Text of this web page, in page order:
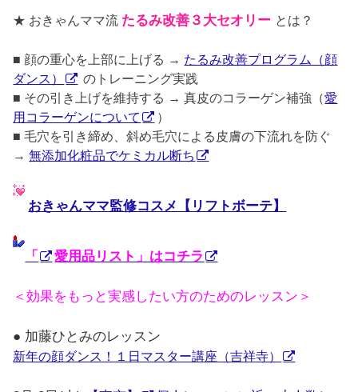
★ おきゃんママ流 たるみ改善３大セオリー とは？
■ 顔の重心を上部に上げる → たるみ改善プログラム（顔
ダンス）
のトレーニング実践
■ その引き上げを維持する → 真皮のコラーゲン補強（愛
用コラーゲンについて
）
■ 毛穴を引き締め、斜め毛穴による皮膚の下流れを防ぐ
→無添加化粧品でケミカル断ち
おきゃんママ監修コスメ【リフトボーテ】
「 愛用品リスト」はコチラ
＜効果をもっと実感したい方のためのレッスン＞
● 加藤ひとみのレッスン
新年の顔ダンス！１日マスター講座（吉祥寺）